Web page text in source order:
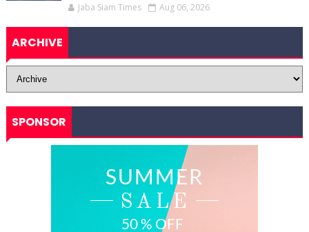
Jaba Siam Times Aug 06, 2026
ARCHIVE
SPONSOR